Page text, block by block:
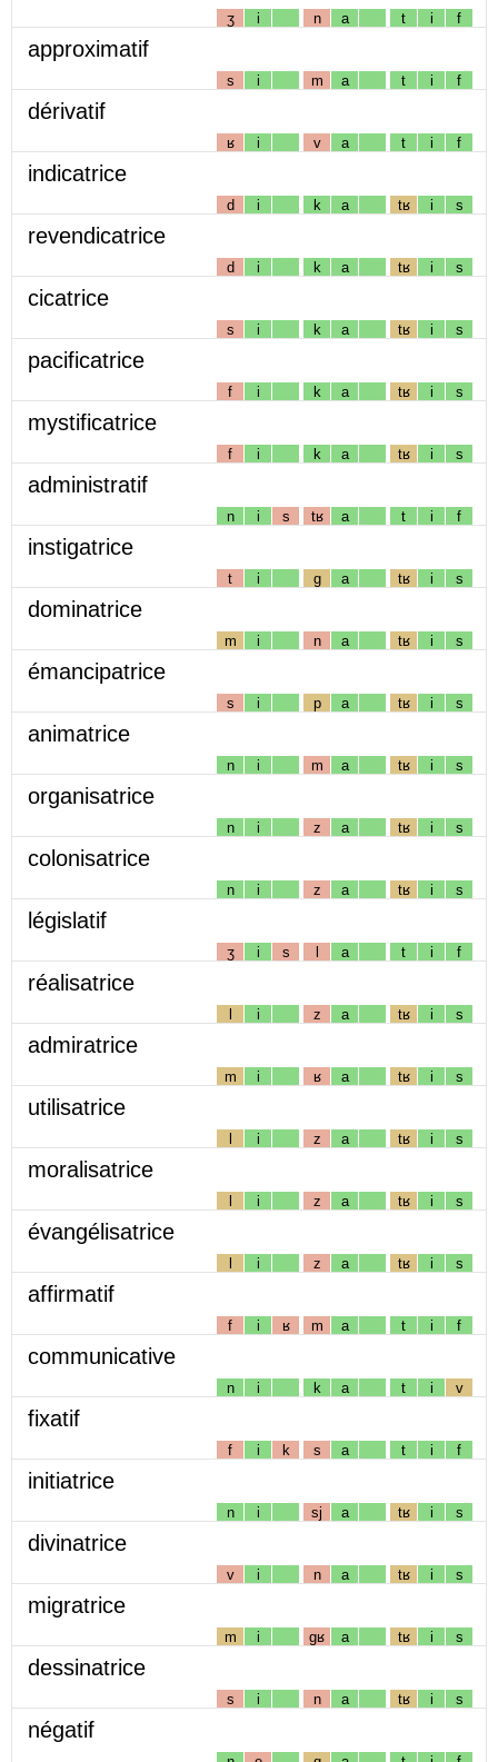
ʒ i n a t i f
approximatif
s i m a t i f
dérivatif
ʁ i v a t i f
indicatrice
d i k a tʁ i s
revendicatrice
d i k a tʁ i s
cicatrice
s i k a tʁ i s
pacificatrice
f i k a tʁ i s
mystificatrice
f i k a tʁ i s
administratif
n i s tʁ a t i f
instigatrice
t i g a tʁ i s
dominatrice
m i n a tʁ i s
émancipatrice
s i p a tʁ i s
animatrice
n i m a tʁ i s
organisatrice
n i z a tʁ i s
colonisatrice
n i z a tʁ i s
législatif
ʒ i s l a t i f
réalisatrice
l i z a tʁ i s
admiratrice
m i ʁ a tʁ i s
utilisatrice
l i z a tʁ i s
moralisatrice
l i z a tʁ i s
évangélisatrice
l i z a tʁ i s
affirmatif
f i ʁ m a t i f
communicative
n i k a t i v
fixatif
f i k s a t i f
initiatrice
n i sj a tʁ i s
divinatrice
v i n a tʁ i s
migratrice
m i gʁ a tʁ i s
dessinatrice
s i n a tʁ i s
négatif